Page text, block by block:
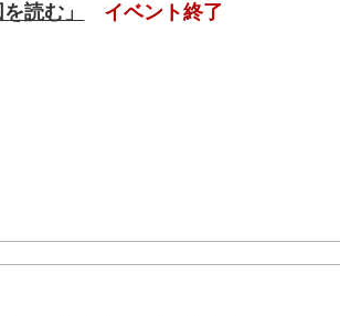
読む」 イベント終了